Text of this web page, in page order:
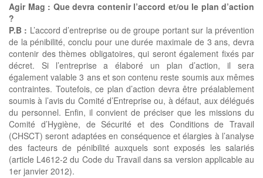
Agir Mag : Que devra contenir l’accord et/ou le plan d’action
?
P.B : L’accord d’entreprise ou de groupe portant sur la prévention
de la pénibilité, conclu pour une durée maximale de 3 ans, devra
contenir des thèmes obligatoires, qui seront également fixés par
décret. Si l’entreprise a élaboré un plan d’action, il sera
également valable 3 ans et son contenu reste soumis aux mêmes
contraintes. Toutefois, ce plan d’action devra être préalablement
soumis à l’avis du Comité d’Entreprise ou, à défaut, aux délégués
du personnel. Enfin, il convient de préciser que les missions du
Comité d’Hygiène, de Sécurité et des Conditions de Travail
(CHSCT) seront adaptées en conséquence et élargies à l’analyse
des facteurs de pénibilité auxquels sont exposés les salariés
(article L4612-2 du Code du Travail dans sa version applicable au
1er janvier 2012).